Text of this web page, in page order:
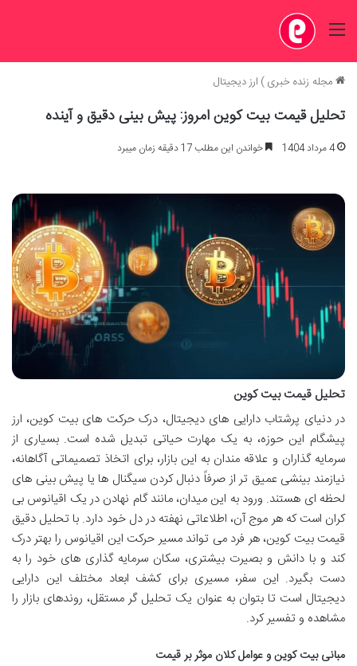
منو
مجله زنده خبری) ارز دیجیتال
تحلیل قیمت بیت کوین امروز: پیش بینی دقیق و آینده
4 مرداد 1404 خواندن این مطلب 17 دقیقه زمان میبرد
تحلیل قیمت بیت کوین
در دنیای پرشتاب دارایی های دیجیتال، درک حرکت های بیت کوین، ارز
پیشگام این حوزه، به یک مهارت حیاتی تبدیل شده است. بسیاری از
سرمایه گذاران و علاقه مندان به این بازار، برای اتخاذ تصمیماتی آگاهانه،
نیازمند بینشی عمیق تر از صرفاً دنبال کردن سیگنال ها یا پیش بینی های
لحظه ای هستند. ورود به این میدان، مانند گام نهادن در یک اقیانوس بی
کران است که هر موج آن، اطلاعاتی نهفته در دل خود دارد. با تحلیل دقیق
قیمت بیت کوین، هر فرد می تواند مسیر حرکت این اقیانوس را بهتر درک
کند و با دانش و بصیرت بیشتری، سکان سرمایه گذاری های خود را به
دست بگیرد. این سفر، مسیری برای کشف ابعاد مختلف این دارایی
دیجیتال است تا بتوان به عنوان یک تحلیل گر مستقل، روندهای بازار را
مشاهده و تفسیر کرد.
مبانی بیت کوین و عوامل کلان موثر بر قیمت